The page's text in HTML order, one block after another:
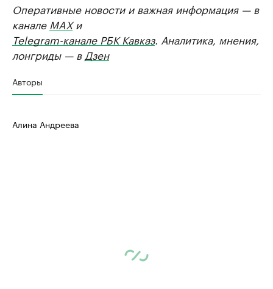
Оперативные новости и важная информация — в
канале MAXи
Telegram-канале РБК Кавказ. Аналитика, мнения,
лонгриды — вДзен
Авторы
Алина Андреева